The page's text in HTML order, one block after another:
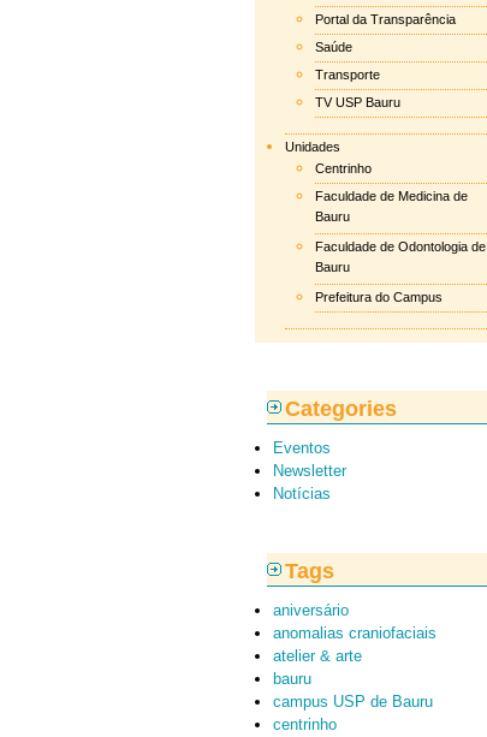
Portal da Transparência
Saúde
Transporte
TV USP Bauru
Unidades
Centrinho
Faculdade de Medicina de
Bauru
Faculdade de Odontologia de
Bauru
Prefeitura do Campus
Categories
Eventos
Newsletter
Notícias
Tags
aniversário
anomalias craniofaciais
atelier & arte
bauru
campus USP de Bauru
centrinho